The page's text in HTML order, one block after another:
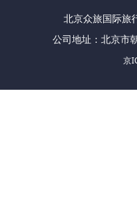
北京众旅国际旅
公司地址：北京市
京